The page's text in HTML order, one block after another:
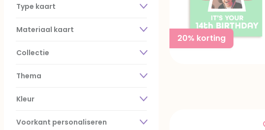
Type kaart
Materiaal kaart
Collectie
Thema
Kleur
Voorkant personaliseren
20% korting